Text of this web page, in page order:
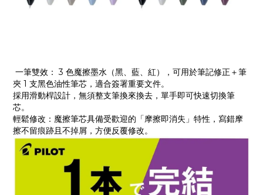
一筆雙效： 3 色魔擦墨水（黑、藍、紅），可用於筆記修正＋筆
夾 1 支黑色油性筆芯，適合簽署重要文件。
採用滑動桿設計，無須整支筆換來換去，單手即可快速切換筆
芯。
輕鬆修改：魔擦筆芯具備受歡迎的「摩擦即消失」特性，寫錯摩
擦不留痕跡且不掉屑，方便反覆修改。